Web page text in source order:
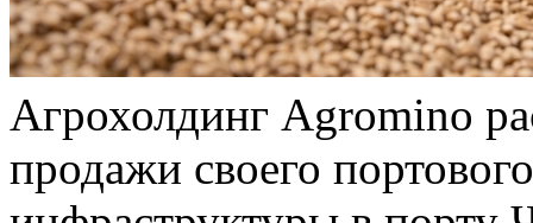
Агрохолдинг Agromino
продажи своего